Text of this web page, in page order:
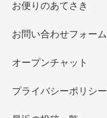
お便りのあてさき
お問い合わせフォーム
オープンチャット
プライバシーポリシー